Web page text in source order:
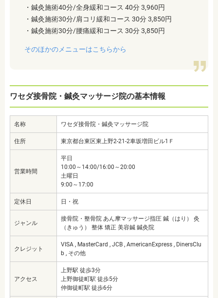
・鍼灸施術40分/全身緩和コース 40分 3,960円
・鍼灸施術30分/肩コリ緩和コース 30分 3,850円
・鍼灸施術30分/腰痛緩和コース 30分 3,850円
そのほかのメニューはこちらから
ワセダ接骨院・鍼灸マッサージ院の基本情報
名称 ワセダ接骨院・鍼灸マッサージ院
住所 東京都台東区東上野2-21-2車坂増田ビル1Ｆ
営業時間
平日
10:00～14:00/16:00～20:00
土曜日
9:00～17:00
定休日 日・祝
ジャンル
接骨院・整骨院 あん摩マッサージ指圧 鍼（はり） 灸
（きゅう） 整体 矯正 美容鍼 鍼灸院
クレジット
VISA , MasterCard , JCB , AmericanExpress , DinersClu
b , その他
アクセス
上野駅 徒歩3分
上野御徒町駅 徒歩5分
仲御徒町駅 徒歩6分